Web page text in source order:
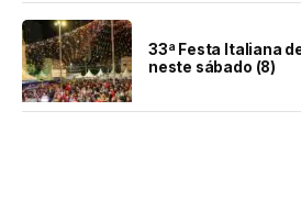
33ª Festa Italiana
neste sábado (8)